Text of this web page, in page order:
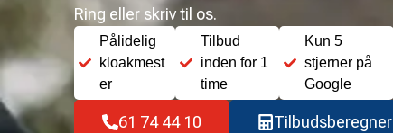
Ring eller skriv til os.
Pålidelig
kloakmest
er
Tilbud
inden for 1
time
Kun 5
stjerner på
Google
61 74 44 10 Tilbudsberegner